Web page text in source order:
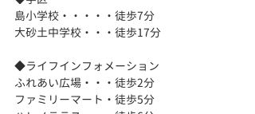
島小学校・・・・・徒歩7分
大砂土中学校・・・徒歩17分
◆ライフインフォメーション
ふれあい広場・・・徒歩2分
ファミリーマート・徒歩5分